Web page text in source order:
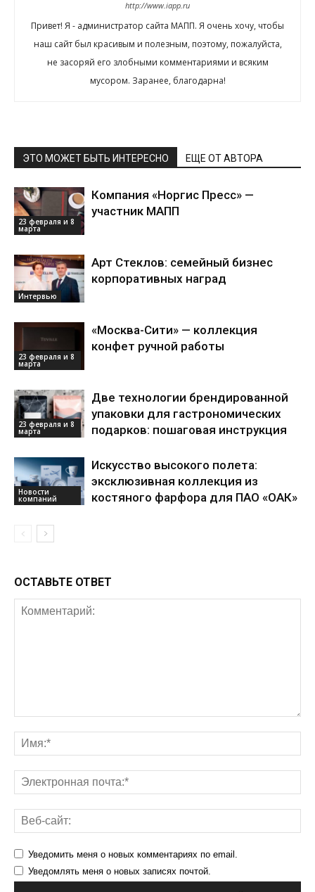
http://www.iapp.ru
Привет! Я - администратор сайта МАПП. Я очень хочу, чтобы
наш сайт был красивым и полезным, поэтому, пожалуйста,
не засоряй его злобными комментариями и всяким
мусором. Заранее, благодарна!
ЭТО МОЖЕТ БЫТЬ ИНТЕРЕСНО ЕЩЕ ОТ АВТОРА
23 февраля и 8
марта
Компания «Норгис Пресс» —
участник МАПП
Интервью
Арт Стеклов: семейный бизнес
корпоративных наград
23 февраля и 8
марта
«Москва-Сити» — коллекция
конфет ручной работы
23 февраля и 8
марта
Две технологии брендированной
упаковки для гастрономических
подарков: пошаговая инструкция
Новости
компаний
Искусство высокого полета:
эксклюзивная коллекция из
костяного фарфора для ПАО «ОАК»
ОСТАВЬТЕ ОТВЕТ
Уведомить меня о новых комментариях по email.
Уведомлять меня о новых записях почтой.